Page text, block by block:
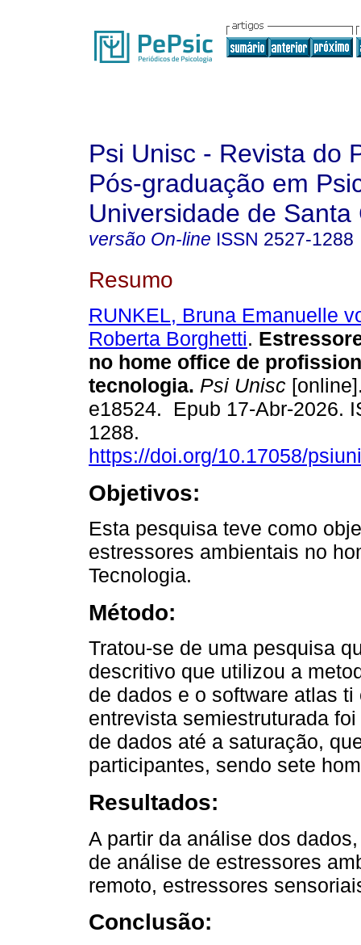
Psi Unisc - Revista do
Pós-graduação em
Universidade de Santa
versão On-line ISSN 2527-1288
Resumo
RUNKEL, Bruna Emanuelle
Roberta Borghetti.
no home office de
tecnologia. Psi Unisc
e18524. Epub 17-Abr-2026.
1288.
https://doi.org/10.17058/
Objetivos:
Esta pesquisa teve como
estressores ambientais no
Tecnologia.
Método:
Tratou-se de uma pesquisa
descritivo que utilizou a
de dados e o software atlas
entrevista semiestruturada
de dados até a saturação,
participantes, sendo sete
Resultados:
A partir da análise dos
de análise de estressores
remoto, estressores
Conclusão: